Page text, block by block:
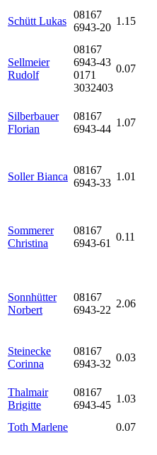
Schütt Lukas
08167
6943-20
1.15
Sellmeier
Rudolf
08167
6943-43
0171
3032403
0.07
Silberbauer
Florian
08167
6943-44
1.07
Soller Bianca
08167
6943-33
1.01
Sommerer
Christina
08167
6943-61
0.11
Sonnhütter
Norbert
08167
6943-22
2.06
Steinecke
Corinna
08167
6943-32
0.03
Thalmair
Brigitte
08167
6943-45
1.03
Toth Marlene
0.07